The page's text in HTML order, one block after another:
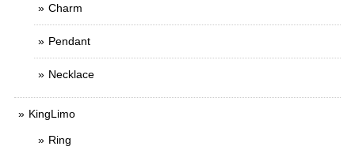
Charm
Pendant
Necklace
KingLimo
Ring